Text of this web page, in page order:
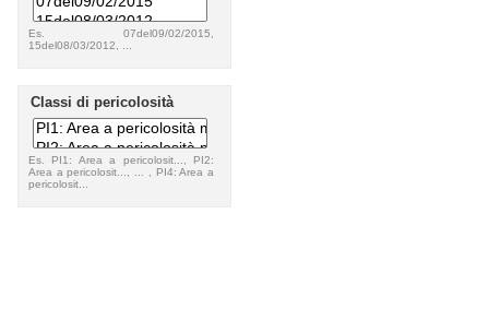
Es. 07del09/02/2015,
15del08/03/2012, ...
Classi di pericolosità
Es. PI1: Area a pericolosit..., PI2:
Area a pericolosit..., ... , PI4: Area a
pericolosit...